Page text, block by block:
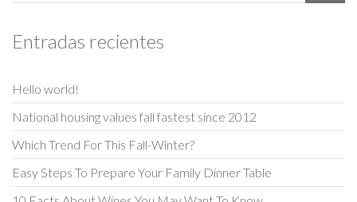
Entradas recientes
Hello world!
National housing values fall fastest since 2012
Which Trend For This Fall-Winter?
Easy Steps To Prepare Your Family Dinner Table